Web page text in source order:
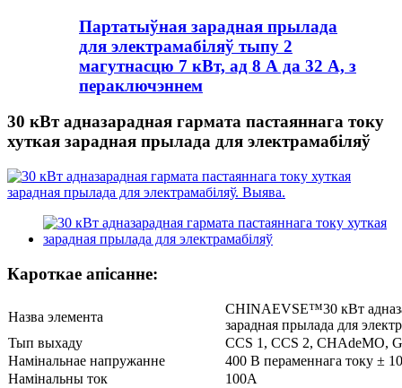
Партатыўная зарадная прылада
для электрамабіляў тыпу 2
магутнасцю 7 кВт, ад 8 А да 32 А, з
пераключэннем
30 кВт адназарадная гармата пастаяннага току
хуткая зарадная прылада для электрамабіляў
Кароткае апісанне:
Назва элемента
CHINAEVSE™️30 кВт
зарадная прылада для
Тып выхаду
CCS 1, CCS 2, CHAdeMO,
Намінальнае напружанне
400 В пераменнага току ±
Намінальны ток
100А